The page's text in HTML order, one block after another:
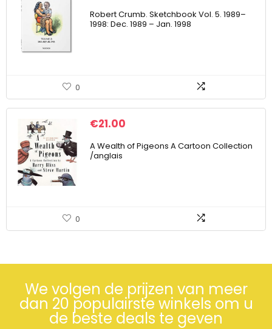
Robert Crumb. Sketchbook Vol. 5. 1989–
1998: Dec. 1989 – Jan. 1998
0
€21.00
A Wealth of Pigeons A Cartoon Collection
/anglais
0
We volgen de prijzen van meer
dan 20 populairste winkels om u
de beste deals te geven